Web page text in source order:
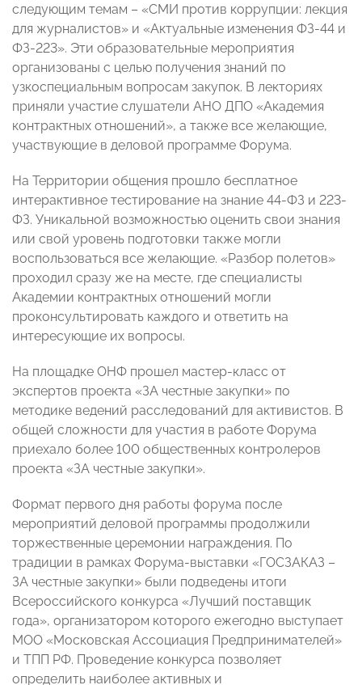
следующим темам – «СМИ против коррупции: лекция
для журналистов» и «Актуальные изменения ФЗ-44 и
ФЗ-223». Эти образовательные мероприятия
организованы с целью получения знаний по
узкоспециальным вопросам закупок. В лекториях
приняли участие слушатели АНО ДПО «Академия
контрактных отношений», а также все желающие,
участвующие в деловой программе Форума.
На Территории общения прошло бесплатное
интерактивное тестирование на знание 44-ФЗ и 223-
ФЗ. Уникальной возможностью оценить свои знания
или свой уровень подготовки также могли
воспользоваться все желающие. «Разбор полетов»
проходил сразу же на месте, где специалисты
Академии контрактных отношений могли
проконсультировать каждого и ответить на
интересующие их вопросы.
На площадке ОНФ прошел мастер-класс от
экспертов проекта «ЗА честные закупки» по
методике ведений расследований для активистов. В
общей сложности для участия в работе Форума
приехало более 100 общественных контролеров
проекта «ЗА честные закупки».
Формат первого дня работы форума после
мероприятий деловой программы продолжили
торжественные церемонии награждения. По
традиции в рамках Форума-выставки «ГОСЗАКАЗ –
ЗА честные закупки» были подведены итоги
Всероссийского конкурса «Лучший поставщик
года», организатором которого ежегодно выступает
МОО «Московская Ассоциация Предпринимателей»
и ТПП РФ. Проведение конкурса позволяет
определить наиболее активных и